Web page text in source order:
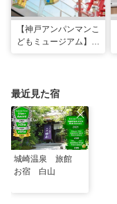
【神戸アンパンマンこ
どもミュージアム】夏
ふき飛ばそう
最近見た宿
城崎温泉 旅館
お宿 白山